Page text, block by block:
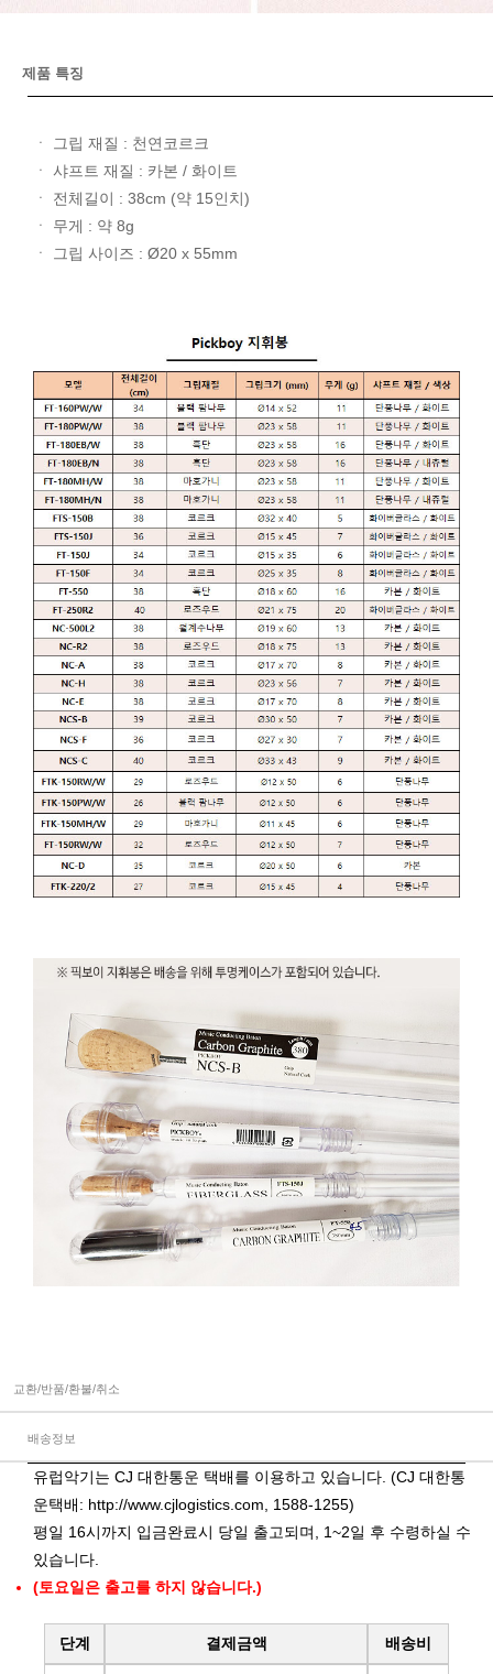
제품 특징
ㆍ 그립 재질 : 천연코르크
ㆍ 샤프트 재질 : 카본 / 화이트
ㆍ 전체길이 : 38cm (약 15인치)
ㆍ 무게 : 약 8g
ㆍ 그립 사이즈 : Ø20 x 55mm
교환/반품/환불/취소
배송정보
유럽악기는 CJ 대한통운 택배를 이용하고 있습니다. (CJ 대한통
운택배: http://www.cjlogistics.com, 1588-1255)
평일 16시까지 입금완료시 당일 출고되며, 1~2일 후 수령하실 수
있습니다.
(토요일은 출고를 하지 않습니다.)
단계 결제금액 배송비